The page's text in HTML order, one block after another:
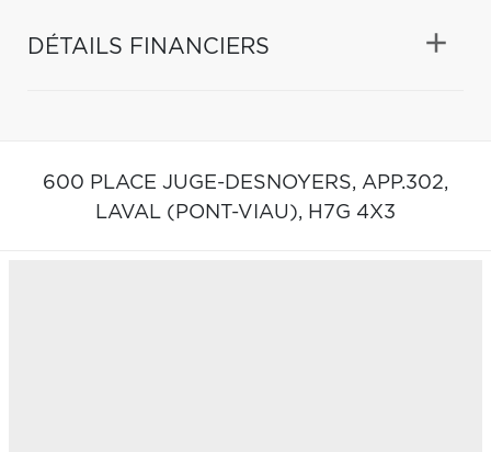
DÉTAILS FINANCIERS
600 PLACE JUGE-DESNOYERS, APP.302,
LAVAL (PONT-VIAU), H7G 4X3